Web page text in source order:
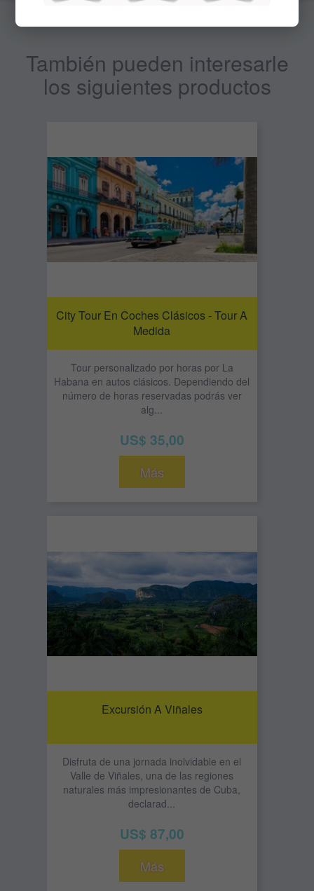
También pueden interesarle
los siguientes productos
City Tour En Coches Clásicos - Tour A
Medida
Tour personalizado por horas por La
Habana en autos clásicos. Dependiendo del
número de horas reservadas podrás ver
alg...
US$ 35,00
Más
Excursión A Viñales
Disfruta de una jornada inolvidable en el
Valle de Viñales, una de las regiones
naturales más impresionantes de Cuba,
declarad...
US$ 87,00
Más